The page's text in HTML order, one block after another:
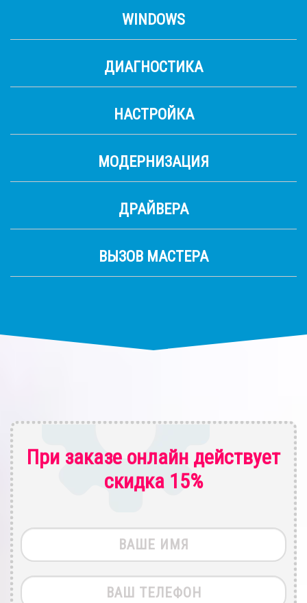
WINDOWS
ДИАГНОСТИКА
НАСТРОЙКА
МОДЕРНИЗАЦИЯ
ДРАЙВЕРА
ВЫЗОВ МАСТЕРА
При заказе онлайн действует
скидка 15%